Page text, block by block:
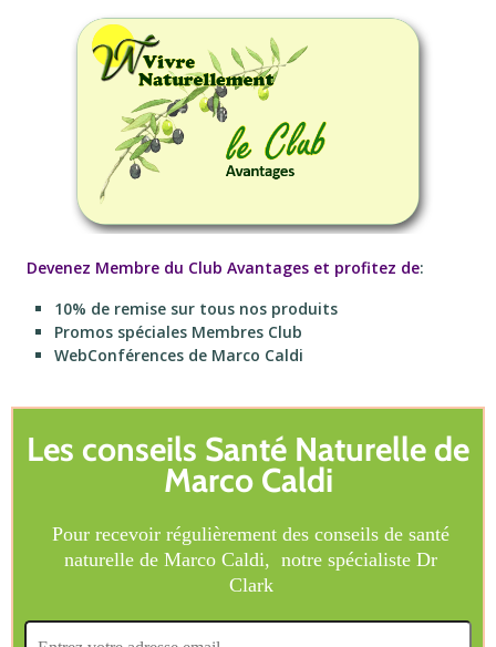
Devenez Membre du Club Avantages et profitez de:
10% de remise sur tous nos produits
Promos spéciales Membres Club
WebConférences de Marco Caldi